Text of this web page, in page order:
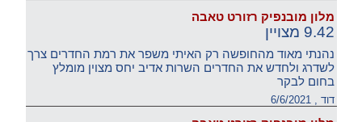
מלון מובנפיק רזורט טאבה
9.42 מצויין
נהנתי מאוד מהחופשה רק האיתי משפר את רמת החדרים צרך
לשדרג ולחדש את החדרים השרות אדיב יחס מצוין מומלץ
בחום לבקר
דוד , 6/6/2021